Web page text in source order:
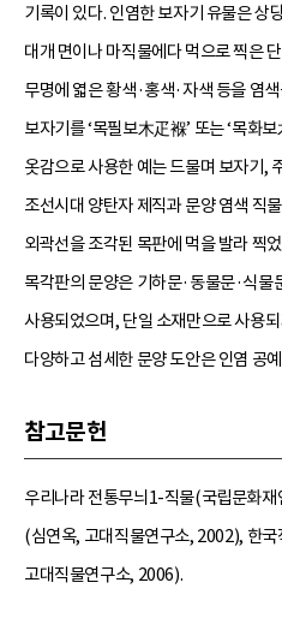
기록이 있다. 인염한 보자기 유물은 상
대개 면이나 마직물에다 먹으로 찍은
무명에 엷은 황색·홍색·자색 등을 염
보자기를 ‘목필보木疋褓’ 또는 ‘목화
옷감으로 사용한 예는 드물며 보자기,
조선시대 양탄자 제직과 문양 염색 직
외곽선을 조각된 목판에 먹을 발라 찍
목각판의 문양은 기하문·동물문·식물
사용되었으며, 단일 소재만으로 사용
다양하고 섬세한 문양 도안은 인염 공
참고문헌
우리나라 전통무늬1-직물(국립문화
(심연옥, 고대직물연구소, 2002), 한
고대직물연구소, 2006).